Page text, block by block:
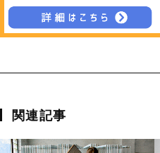
関連記事